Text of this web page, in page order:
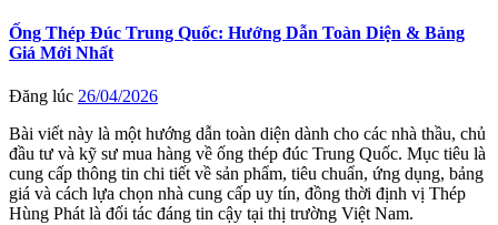
Ống Thép Đúc Trung Quốc: Hướng Dẫn Toàn Diện & Bảng
Giá Mới Nhất
Đăng lúc 26/04/2026
Bài viết này là một hướng dẫn toàn diện dành cho các nhà thầu, chủ
đầu tư và kỹ sư mua hàng về ống thép đúc Trung Quốc. Mục tiêu là
cung cấp thông tin chi tiết về sản phẩm, tiêu chuẩn, ứng dụng, bảng
giá và cách lựa chọn nhà cung cấp uy tín, đồng thời định vị Thép
Hùng Phát là đối tác đáng tin cậy tại thị trường Việt Nam.